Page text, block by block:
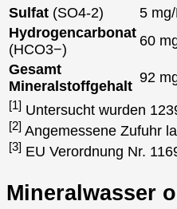
Sulfat (SO4-2) 5
Hydrogencarbonat
(HCO3−)
60
Gesamt
Mineralstoffgehalt
92
[1] Untersucht wurden
[2] Angemessene Zufuhr
[3] EU Verordnung Nr.
Mineralwasser